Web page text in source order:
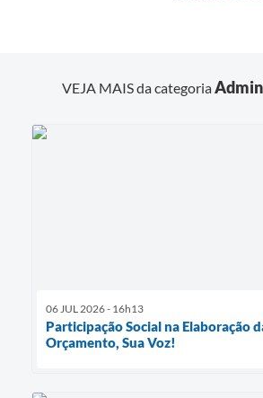
VEJA MAIS da categoria
06 JUL 2026 - 16h13
Participação Social na Elaboração
Orçamento, Sua Voz!